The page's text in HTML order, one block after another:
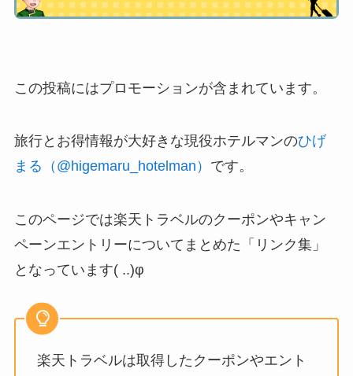
この投稿にはプロモーションが含まれています。
旅行とお得情報が大好きな現役ホテルマンのひげ
まる（@higemaru_hotelman） です。
このページでは楽天トラベルのクーポンやキャン
ペーンエントリーについてまとめた「リンク集」
となっています( ..)φ
楽天トラベルは取得したクーポンやエント